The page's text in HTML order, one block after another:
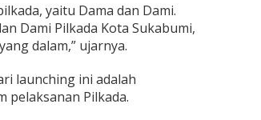
yaitu Dama dan Dami.
Dami Pilkada Kota Sukabumi,
dalam,” ujarnya.
launching ini adalah
pelaksanan Pilkada.